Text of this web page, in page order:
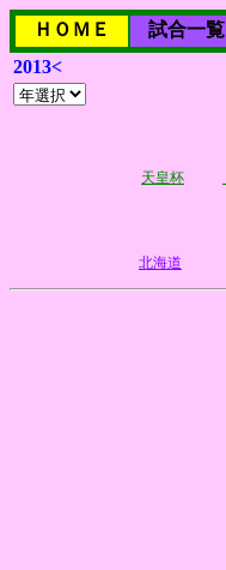
ＨＯＭＥ 試合一覧
2013<
天皇杯
北海道